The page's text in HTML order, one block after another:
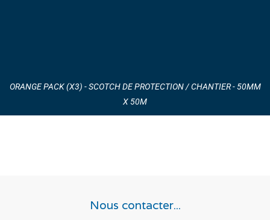
ORANGE PACK (X3) - SCOTCH DE PROTECTION / CHANTIER - 50MM
X 50M
Nous contacter...